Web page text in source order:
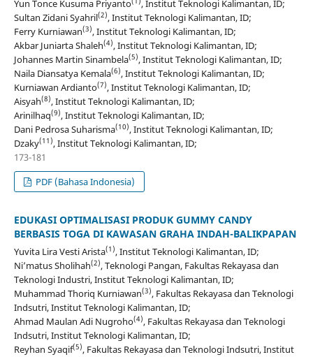
Yun Tonce Kusuma Priyanto
, Institut Teknologi Kalimantan, ID;
Sultan Zidani Syahril(2), Institut Teknologi Kalimantan, ID;
Ferry Kurniawan(3), Institut Teknologi Kalimantan, ID;
Akbar Juniarta Shaleh(4), Institut Teknologi Kalimantan, ID;
Johannes Martin Sinambela(5), Institut Teknologi Kalimantan, ID;
Naila Diansatya Kemala(6), Institut Teknologi Kalimantan, ID;
Kurniawan Ardianto(7), Institut Teknologi Kalimantan, ID;
Aisyah(8), Institut Teknologi Kalimantan, ID;
Arinilhaq(9), Institut Teknologi Kalimantan, ID;
Dani Pedrosa Suharisma(10), Institut Teknologi Kalimantan, ID;
Dzaky(11), Institut Teknologi Kalimantan, ID;
173-181
PDF (Bahasa Indonesia)
EDUKASI OPTIMALISASI PRODUK GUMMY CANDY
BERBASIS TOGA DI KAWASAN GRAHA INDAH-BALIKPAPAN
Yuvita Lira Vesti Arista(1), Institut Teknologi Kalimantan, ID;
Ni’matus Sholihah(2), Teknologi Pangan, Fakultas Rekayasa dan
Teknologi Industri, Institut Teknologi Kalimantan, ID;
Muhammad Thoriq Kurniawan(3), Fakultas Rekayasa dan Teknologi
Indsutri, Institut Teknologi Kalimantan, ID;
Ahmad Maulan Adi Nugroho(4), Fakultas Rekayasa dan Teknologi
Indsutri, Institut Teknologi Kalimantan, ID;
Reyhan Syaqif(5), Fakultas Rekayasa dan Teknologi Indsutri, Institut